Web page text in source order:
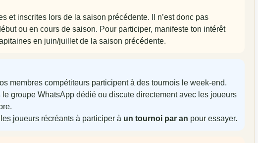
et inscrites lors de la saison précédente. Il n’est donc pas
ou en cours de saison. Pour participer, manifeste ton intérêt
en juin/juillet de la saison précédente.
membres compétiteurs participent à des tournois le week-end.
groupe WhatsApp dédié ou discute directement avec les joueurs
joueurs récréants à participer à un tournoi par an pour essayer.